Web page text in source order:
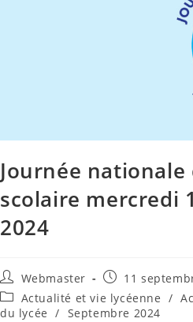
Journée
scolaire mercredi
2024
Webmaster
11
Actualité et vie lycéenne /
du lycée
/ Septembre 2024